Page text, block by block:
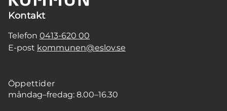
Kontakt
Telefon 0413-620 00
E-post kommunen@eslov.se
Öppettider
måndag–fredag: 8.00–16.30